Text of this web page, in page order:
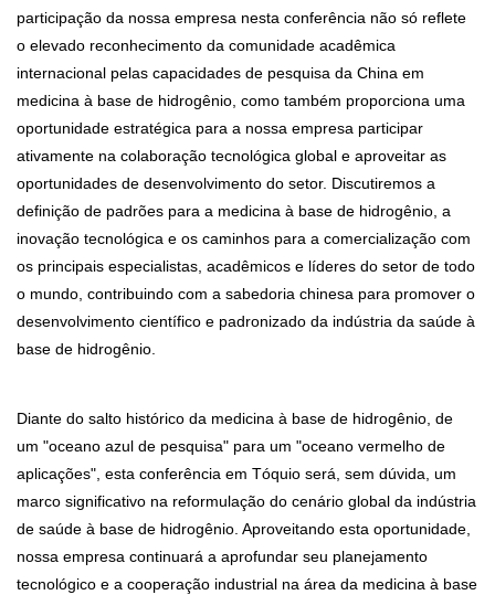
participação da nossa empresa nesta conferência não só reflete
o elevado reconhecimento da comunidade acadêmica
internacional pelas capacidades de pesquisa da China em
medicina à base de hidrogênio, como também proporciona uma
oportunidade estratégica para a nossa empresa participar
ativamente na colaboração tecnológica global e aproveitar as
oportunidades de desenvolvimento do setor. Discutiremos a
definição de padrões para a medicina à base de hidrogênio, a
inovação tecnológica e os caminhos para a comercialização com
os principais especialistas, acadêmicos e líderes do setor de todo
o mundo, contribuindo com a sabedoria chinesa para promover o
desenvolvimento científico e padronizado da indústria da saúde à
base de hidrogênio.
Diante do salto histórico da medicina à base de hidrogênio, de
um "oceano azul de pesquisa" para um "oceano vermelho de
aplicações", esta conferência em Tóquio será, sem dúvida, um
marco significativo na reformulação do cenário global da indústria
de saúde à base de hidrogênio. Aproveitando esta oportunidade,
nossa empresa continuará a aprofundar seu planejamento
tecnológico e a cooperação industrial na área da medicina à base